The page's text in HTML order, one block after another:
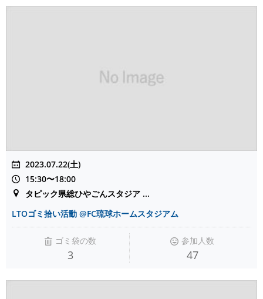
2023.07.22(土)
15:30〜18:00
タピック県総ひやごんスタジア ...
LTOゴミ拾い活動 @FC琉球ホームスタジアム
ゴミ袋の数
3
参加人数
47